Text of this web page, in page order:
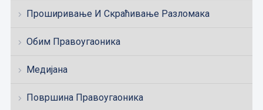
Проширивање И Скраћивање Разломака
Обим Правоугаоника
Медијана
Површина Правоугаоника